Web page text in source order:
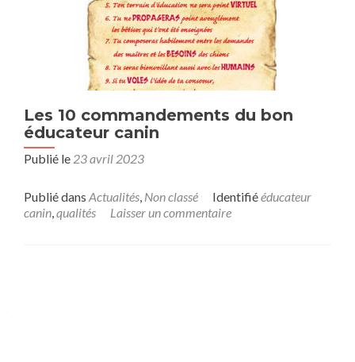
Les 10 commandements du bon
éducateur canin
Publié le 23 avril 2023
Publié dans Actualités, Non classé Identifiééducateur
canin,qualités Laisser un commentaire